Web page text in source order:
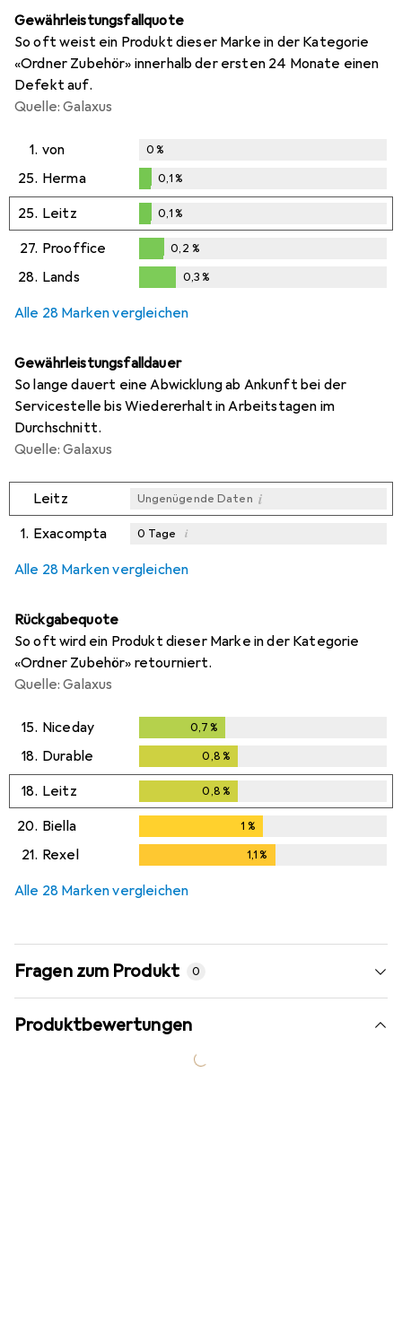
Gewährleistungsfallquote
So oft weist ein Produkt dieser Marke in der Kategorie
«Ordner Zubehör» innerhalb der ersten 24 Monate einen
Defekt auf.
Quelle: Galaxus
1. von 0%
25. Herma
0,1%
0,1%
25. Leitz
0,1%
0,1%
27. Prooffice
0,2%
0,2 %
28. Lands 0,3%
Alle 28 Marken vergleichen
Gewährleistungsfalldauer
So lange dauert eine Abwicklung ab Ankunft bei der
Servicestelle bis Wiedererhalt in Arbeitstagen im
Durchschnitt.
Quelle: Galaxus
Leitz Ungenügende Daten i
1. Exacompta 0 Tage i
Alle 28 Marken vergleichen
Rückgabequote
So oft wird ein Produkt dieser Marke in der Kategorie
«Ordner Zubehör» retourniert.
Quelle: Galaxus
15. Niceday 0,7 %
18. Durable 0,8 %
18. Leitz 0,8 %
20. Biella 1 %
21. Rexel 1,1%
Alle 28 Marken vergleichen
Fragen zum Produkt 0
Produktbewertungen